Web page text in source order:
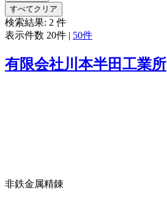
すべてクリア
検索結果: 2 件
表示件数 20件 | 50件
有限会社川本半田工業所
非鉄金属精錬